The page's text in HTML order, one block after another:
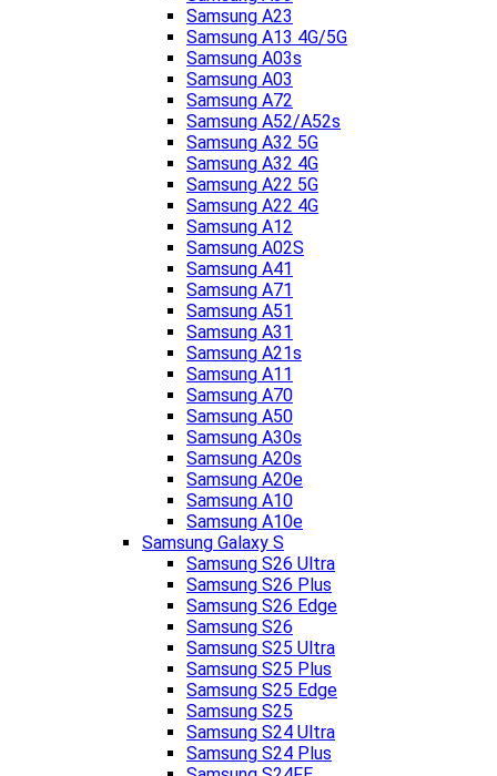
Samsung A23
Samsung A13 4G/5G
Samsung A03s
Samsung A03
Samsung A72
Samsung A52/A52s
Samsung A32 5G
Samsung A32 4G
Samsung A22 5G
Samsung A22 4G
Samsung A12
Samsung A02S
Samsung A41
Samsung A71
Samsung A51
Samsung A31
Samsung A21s
Samsung A11
Samsung A70
Samsung A50
Samsung A30s
Samsung A20s
Samsung A20e
Samsung A10
Samsung A10e
Samsung Galaxy S
Samsung S26 Ultra
Samsung S26 Plus
Samsung S26 Edge
Samsung S26
Samsung S25 Ultra
Samsung S25 Plus
Samsung S25 Edge
Samsung S25
Samsung S24 Ultra
Samsung S24 Plus